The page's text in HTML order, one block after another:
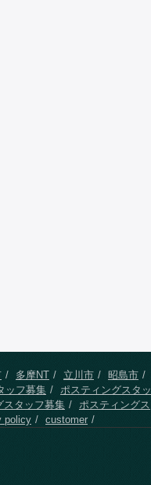
多摩NT 立川市
昭島市
ッフ募集
ポスティングスタッ
スタッフ募集
ポスティングス
policy customer